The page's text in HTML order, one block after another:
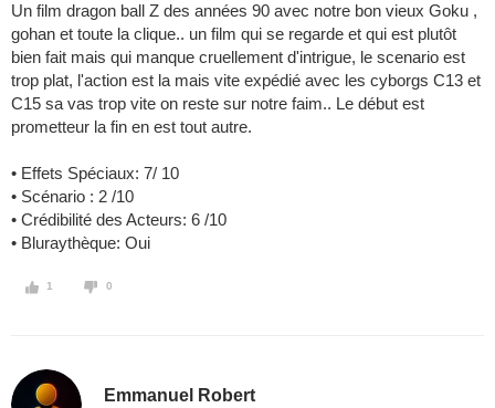
Un film dragon ball Z des années 90 avec notre bon vieux Goku ,
gohan et toute la clique.. un film qui se regarde et qui est plutôt
bien fait mais qui manque cruellement d'intrigue, le scenario est
trop plat, l'action est la mais vite expédié avec les cyborgs C13 et
C15 sa vas trop vite on reste sur notre faim.. Le début est
prometteur la fin en est tout autre.
• Effets Spéciaux: 7/ 10
• Scénario : 2 /10
• Crédibilité des Acteurs: 6 /10
• Bluraythèque: Oui
1 0
Emmanuel Robert